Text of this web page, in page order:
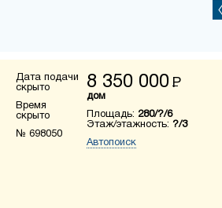
Дата подачи
скрыто
Время
скрыто
№ 698050
8 350 000 Р
дом
Площадь: 280/?/6
Этаж/этажность: ?/3
Автопоиск